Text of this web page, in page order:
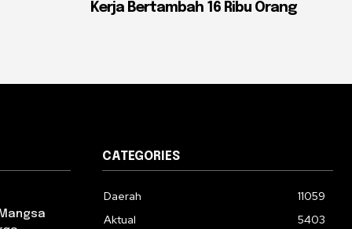
Kerja Bertambah 16 Ribu Orang
CATEGORIES
Daerah
11059
Aktual
5403